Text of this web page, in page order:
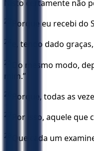
Nisto certamente não
23 Porque eu recebi
24 e, tendo dado
25
Do mesmo modo,
mim.”
26 Porque, todas as
27 Por isso, aquele
28 Que cada um